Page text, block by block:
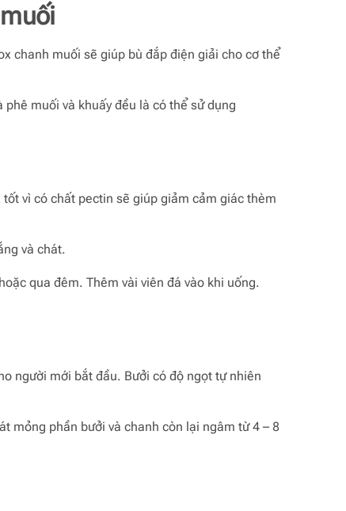
chanh muối sẽ giúp bù đắp điện giải cho cơ thể
muối và khuấy đều là có thể sử dụng
vì có chất pectin sẽ giúp giảm cảm giác thèm
và chát.
qua đêm. Thêm vài viên đá vào khi uống.
người mới bắt đầu. Bưởi có độ ngọt tự nhiên
mỏng phần bưởi và chanh còn lại ngâm từ 4 – 8